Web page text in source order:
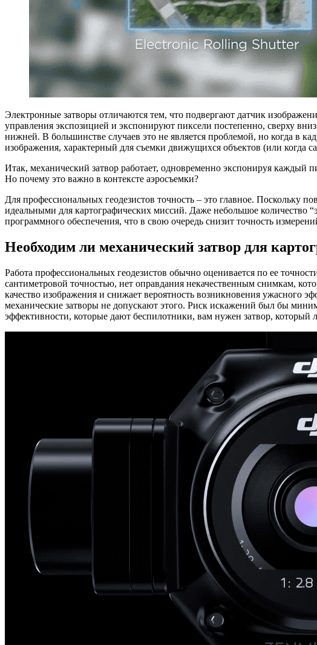
Электронные затворы отличаются тем, что подвергают датчик
управления экспозицией и экспонируют пиксели постепенно, сверху
нижней. В большинстве случаев это не является проблемой, но когда в
изображения, характерный для съемки движущихся объектов (или когда
Итак, механический затвор работает, одновременно экспонируя каждый
Но почему это важно в контексте аэросъемки?
Для профессиональных геодезистов точность – это главное. Поскольку
идеальными для картографических миссий. Даже небольшое количество
программного обеспечения, что в свою очередь снизит точность
Необходим ли механический затвор для
Работа профессиональных геодезистов обычно оценивается по ее
сантиметровой точностью, нет оправдания некачественным снимкам,
качество изображения и снижает вероятность возникновения ужасного
механические затворы не допускают этого. Риск искажений был бы
эффективности, которые дают беспилотники, вам нужен затвор,